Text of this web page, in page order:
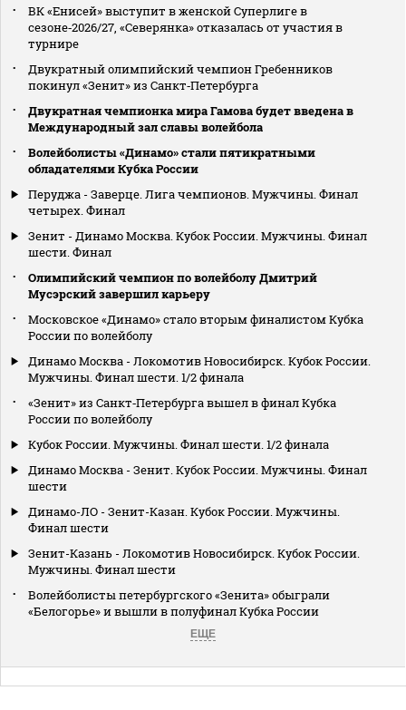
ВК «Енисей» выступит в женской Суперлиге в
сезоне‑2026/27, «Северянка» отказалась от участия в
турнире
Двукратный олимпийский чемпион Гребенников
покинул «Зенит» из Санкт‑Петербурга
Двукратная чемпионка мира Гамова будет введена в
Международный зал славы волейбола
Волейболисты «Динамо» стали пятикратными
обладателями Кубка России
Перуджа - Заверце. Лига чемпионов. Мужчины. Финал
четырех. Финал
Зенит - Динамо Москва. Кубок России. Мужчины. Финал
шести. Финал
Олимпийский чемпион по волейболу Дмитрий
Мусэрский завершил карьеру
Московское «Динамо» стало вторым финалистом Кубка
России по волейболу
Динамо Москва - Локомотив Новосибирск. Кубок России.
Мужчины. Финал шести. 1/2 финала
«Зенит» из Санкт‑Петербурга вышел в финал Кубка
России по волейболу
Кубок России. Мужчины. Финал шести. 1/2 финала
Динамо Москва - Зенит. Кубок России. Мужчины. Финал
шести
Динамо-ЛО - Зенит-Казан. Кубок России. Мужчины.
Финал шести
Зенит-Казань - Локомотив Новосибирск. Кубок России.
Мужчины. Финал шести
Волейболисты петербургского «Зенита» обыграли
«Белогорье» и вышли в полуфинал Кубка России
ЕЩЕ